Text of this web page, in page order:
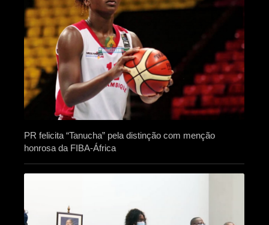
PR felicita “Tanucha” pela distinção com menção
honrosa da FIBA-África